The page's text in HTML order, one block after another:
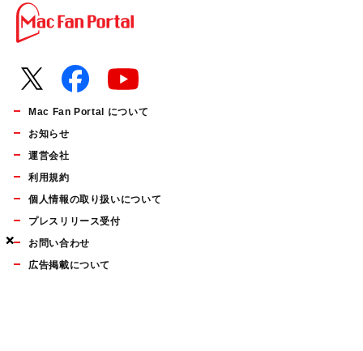
×
×
×
Mac Fan Portal について
お知らせ
運営会社
利用規約
個人情報の取り扱いについて
プレスリリース受付
お問い合わせ
広告掲載について